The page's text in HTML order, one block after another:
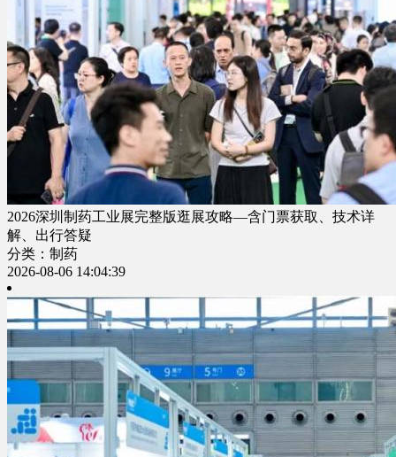
2026深圳制药工业展完整版逛展攻略—含门票获取、技术详
解、出行答疑
分类：制药
2026-08-06 14:04:39